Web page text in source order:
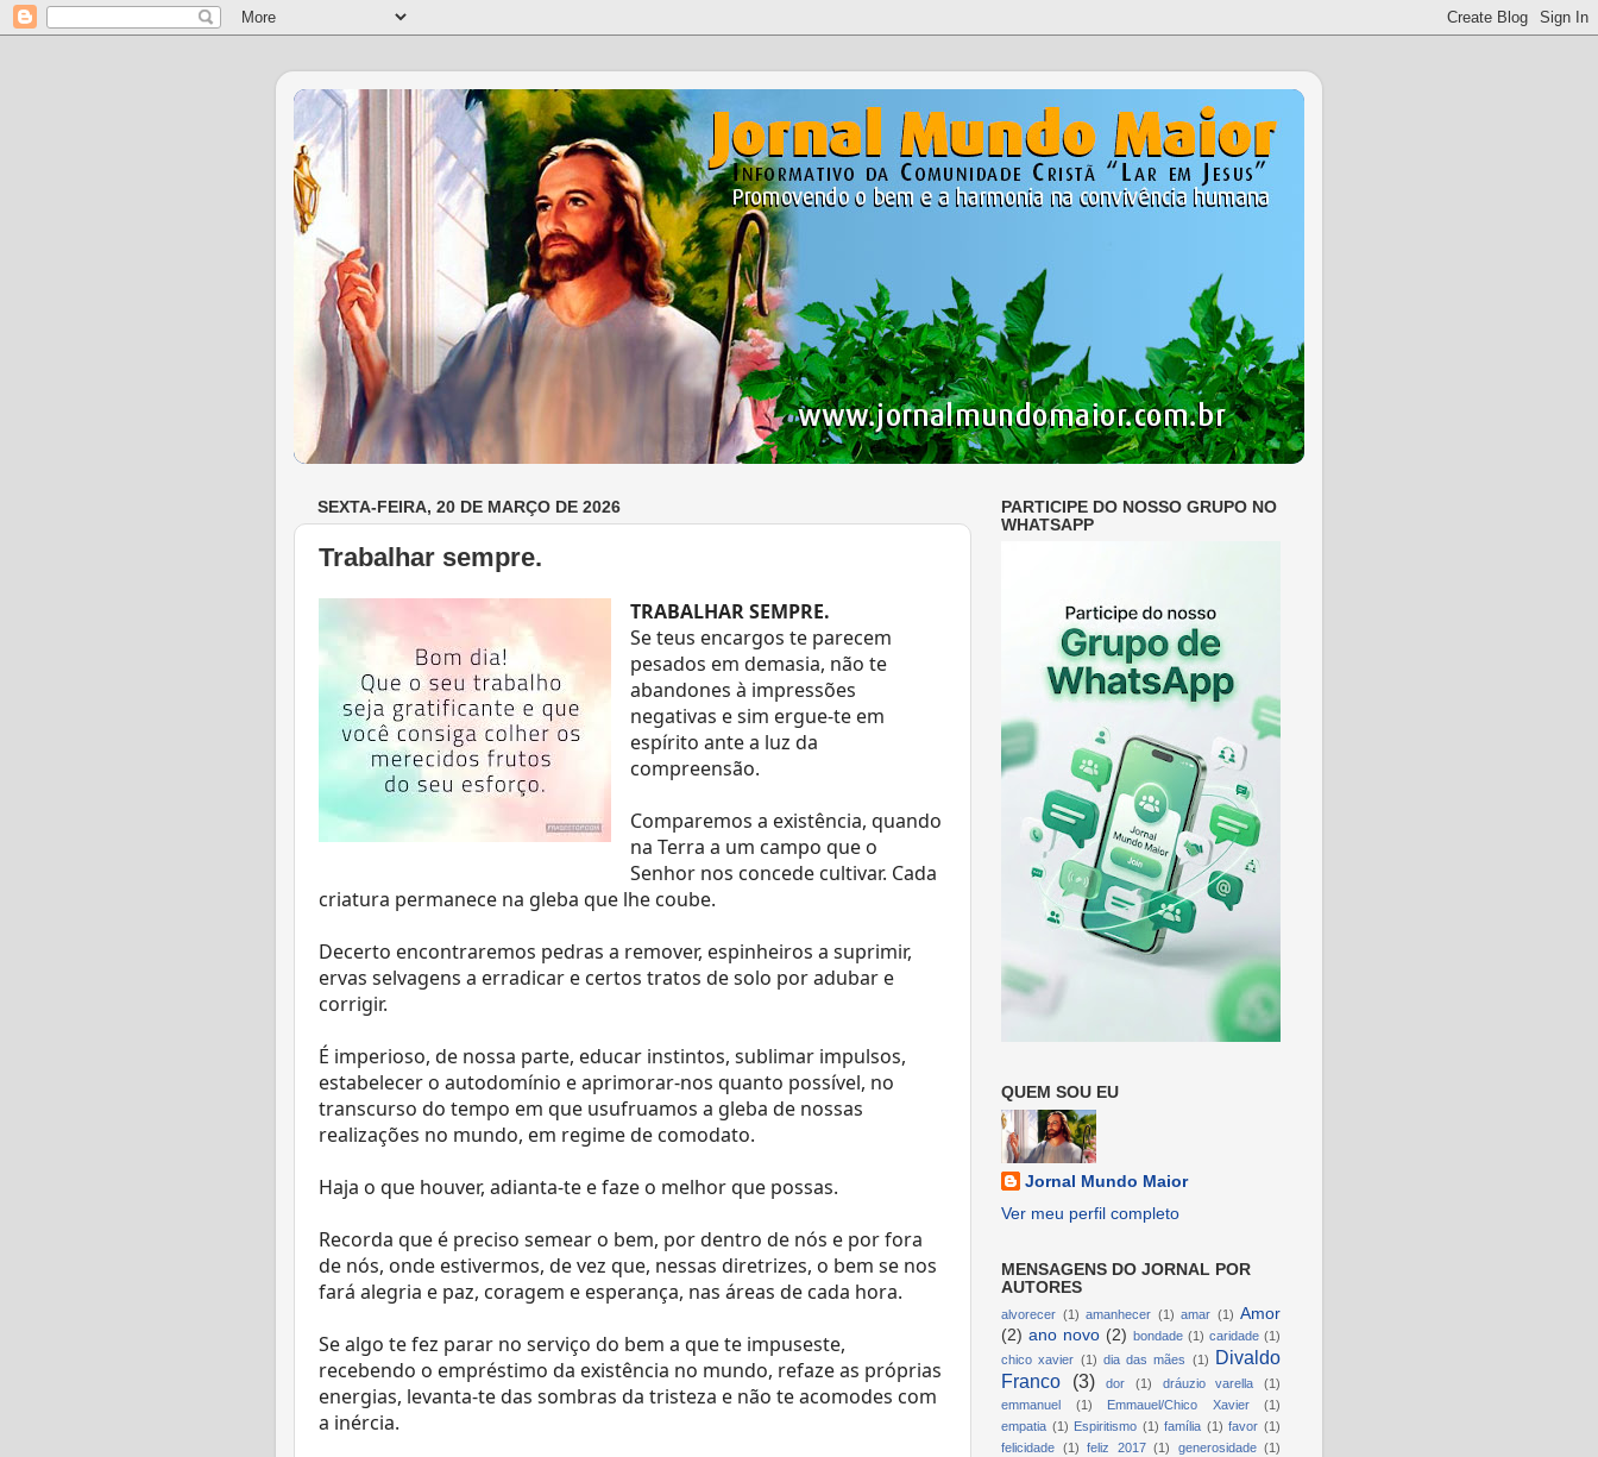
SEXTA-FEIRA, 20 DE MARÇO DE 2026
Trabalhar sempre.
TRABALHAR SEMPRE.
Se teus encargos te parecem
pesados em demasia, não te
abandones à impressões
negativas e sim ergue-te em
espírito ante a luz da
compreensão.
Comparemos a existência, quando
na Terra a um campo que o
Senhor nos concede cultivar. Cada
criatura permanece na gleba que lhe coube.
Decerto encontraremos pedras a remover, espinheiros a suprimir,
ervas selvagens a erradicar e certos tratos de solo por adubar e
corrigir.
É imperioso, de nossa parte, educar instintos, sublimar impulsos,
estabelecer o autodomínio e aprimorar-nos quanto possível, no
transcurso do tempo em que usufruamos a gleba de nossas
realizações no mundo, em regime de comodato.
Haja o que houver, adianta-te e faze o melhor que possas.
Recorda que é preciso semear o bem, por dentro de nós e por fora
de nós, onde estivermos, de vez que, nessas diretrizes, o bem se nos
fará alegria e paz, coragem e esperança, nas áreas de cada hora.
Se algo te fez parar no serviço do bem a que te impuseste,
recebendo o empréstimo da existência no mundo, refaze as próprias
energias, levanta-te das sombras da tristeza e não te acomodes com
a inércia.
PARTICIPE DO NOSSO GRUPO NO
WHATSAPP
QUEM SOU EU
Jornal Mundo Maior
Ver meu perfil completo
MENSAGENS DO JORNAL POR
AUTORES
alvorecer (1) amanhecer (1) amar (1) Amor
(2) ano novo (2) bondade (1) caridade (1)
chico xavier (1) dia das mães (1) Divaldo
Franco
(3) dor (1) dráuzio varella
(1)
emmanuel
(1) Emmauel/Chico Xavier
(1)
empatia (1) Espiritismo (1) família (1) favor (1)
felicidade (1) feliz 2017 (1) generosidade (1)